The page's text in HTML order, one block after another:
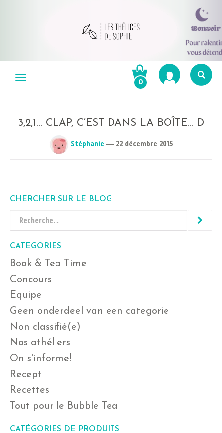
Menu 0
3,2,1… CLAP, C’EST DANS LA BOÎTE… D
Stéphanie― 22 décembre 2015
CHERCHER SUR LE BLOG
CATEGORIES
Book & Tea Time
Concours
Equipe
Geen onderdeel van een categorie
Non classifié(e)
Nos athéliers
On s'informe!
Recept
Recettes
Tout pour le Bubble Tea
CATÉGORIES DE PRODUITS